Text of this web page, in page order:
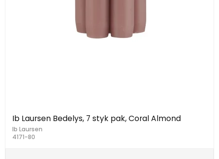
Ib Laursen Bedelys, 7 styk pak, Coral Almond
Ib Laursen
4171-80